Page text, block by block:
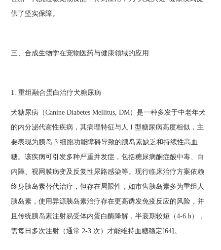
供了坚实保障。
三、合成生物学在宠物医药与健康领域的应用
1. 重组融合蛋白治疗犬糖尿病
犬糖尿病（Canine Diabetes Mellitus, DM）是一种多发于中老年犬
的内分泌代谢性疾病，其病理特征与人 I 型糖尿病高度相似，主
要表现为胰岛 β 细胞功能障碍导致的胰岛素缺乏和持续性高血
糖。该疾病可引发多种严重并发症，包括糖尿病酮症酸中毒、白
内障、视网膜病变及反复性尿路感染等。现行临床治疗方案依赖
终身胰岛素替代治疗，但存在局限性，如市售胰岛素多为重组人
胰岛素，使用异源胰岛素治疗存在更高诱发免疫反应的风险，并
且传统胰岛素注射易受体内蛋白酶降解，半衰期较短（4-6 h），
需每日多次注射（通常 2-3 次）才能维持血糖稳定[64]。